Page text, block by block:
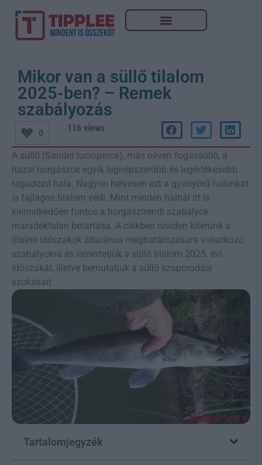
Mikor van a süllő tilalom
2025-ben? – Remek
szabályozás
0 116 views
A süllő (Sander lucioperca), más néven fogassüllő, a
hazai horgászok egyik legnépszerűbb és legértékesebb
ragadozó hala. Nagyon helyesen ezt a gyönyörű halunkat
is fajlagos tilalom védi. Mint minden halnál itt is
kiemelkedően fontos a horgásztrendi szabályok
maradéktalan betartása. A cikkben röviden kitérünk a
tilalmi időszakok általános meghatározására vonatkozó
szabályokra és ismertetjük a süllő tilalom 2025. évi
időszakát, illetve bemutatjuk a süllő szaporodási
szokásait.
Tartalomjegyzék